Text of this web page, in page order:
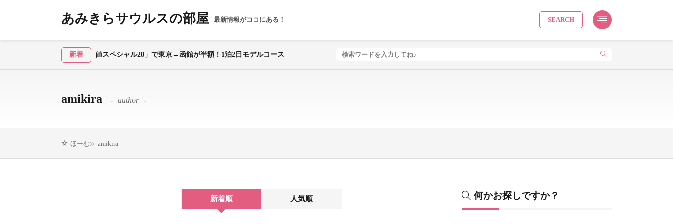
あみきらサウルスの部屋 最新情報がココにある！ SEARCH
新着
」で東京→函館が半額！1泊2日モデルコース
amikira author
ほーむ amikira
新着順 人気順 何かお探しですか？